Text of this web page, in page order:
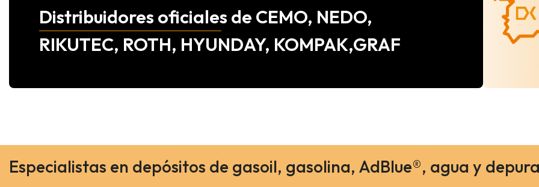
Distribuidores oficiales de CEMO, NEDO,
RIKUTEC, ROTH, HYUNDAY, KOMPAK,GRAF
Especialistas en depósitos de gasoil, gasolina, AdBlue®, agua y